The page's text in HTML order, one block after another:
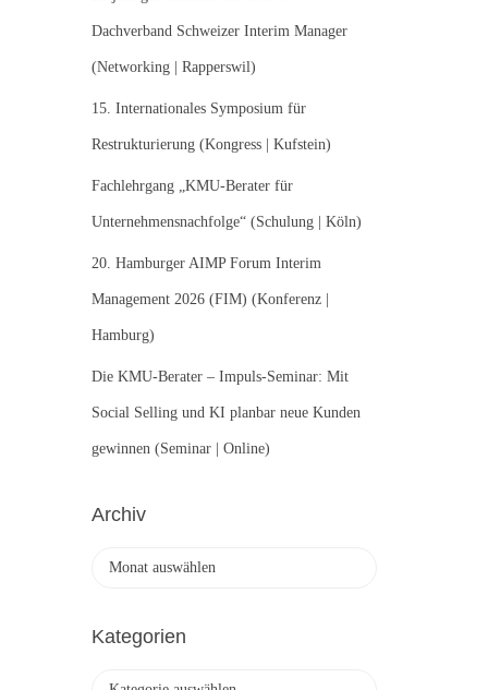
c
:
Dachverband Schweizer Interim Manager
(Networking | Rapperswil)
15. Internationales Symposium für
Restrukturierung (Kongress | Kufstein)
Fachlehrgang „KMU-Berater für
Unternehmensnachfolge“ (Schulung | Köln)
20. Hamburger AIMP Forum Interim
Management 2026 (FIM) (Konferenz |
Hamburg)
Die KMU-Berater – Impuls-Seminar: Mit
Social Selling und KI planbar neue Kunden
gewinnen (Seminar | Online)
Archiv
h
Kategorien